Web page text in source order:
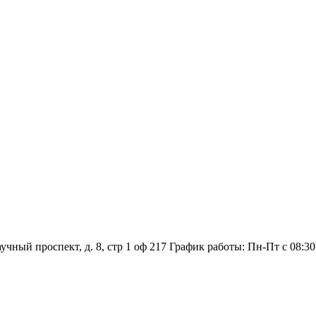
проспект, д. 8, стр 1 оф 217 График работы: Пн‑Пт с